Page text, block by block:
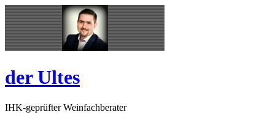
Skip
to
content
Open
Sidebar
der Ultes
IHK-geprüfter Weinfachberater